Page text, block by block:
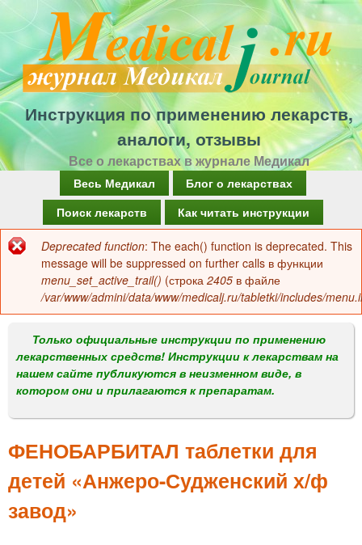
Перейти
к
основному
содержанию
Инструкция по применению лекарств,
аналоги, отзывы
Все о лекарствах в журнале Медикал
а
в
о
м
е
н
Весь Медикал
Блог о лекарствах
Поиск лекарств
Как читать инструкции
Сообщение
об
ошибке
Deprecated function: The each() function is deprecated. This
message will be suppressed on further calls в функции
menu_set_active_trail() (строка 2405 в файле
/var/www/admini/data/www/medicalj.ru/tabletki/includes/
Только официальные инструкции по применению
лекарственных средств! Инструкции к лекарствам на
нашем сайте публикуются в неизменном виде, в
котором они и прилагаются к препаратам.
ФЕНОБАРБИТАЛ таблетки для
детей «Анжеро-Судженский х/ф
завод»